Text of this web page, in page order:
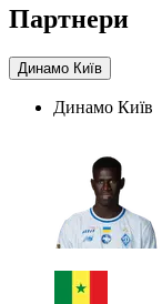
Партнери
Динамо Київ
Динамо Київ